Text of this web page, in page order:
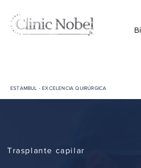
ESTAMBUL - EXCELENCIA QUIRÚRGICA
Trasplante capilar